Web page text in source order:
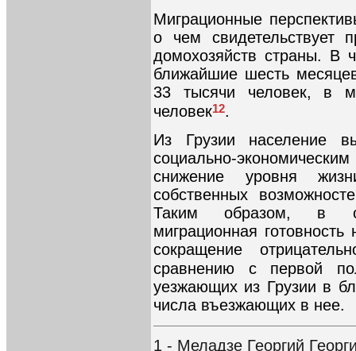
Миграционные
о чем свидетельствует
домохозяйств страны. В
ближайшие шесть
33 тысячи человек, в
человек12.
Из Грузии население
социально-
снижение уровня
собственных
Таким образом, в
миграционная
сокращение
сравнению с первой
уезжающих из Грузии в
числа въезжающих в нее.
1 - Меладзе Георгий